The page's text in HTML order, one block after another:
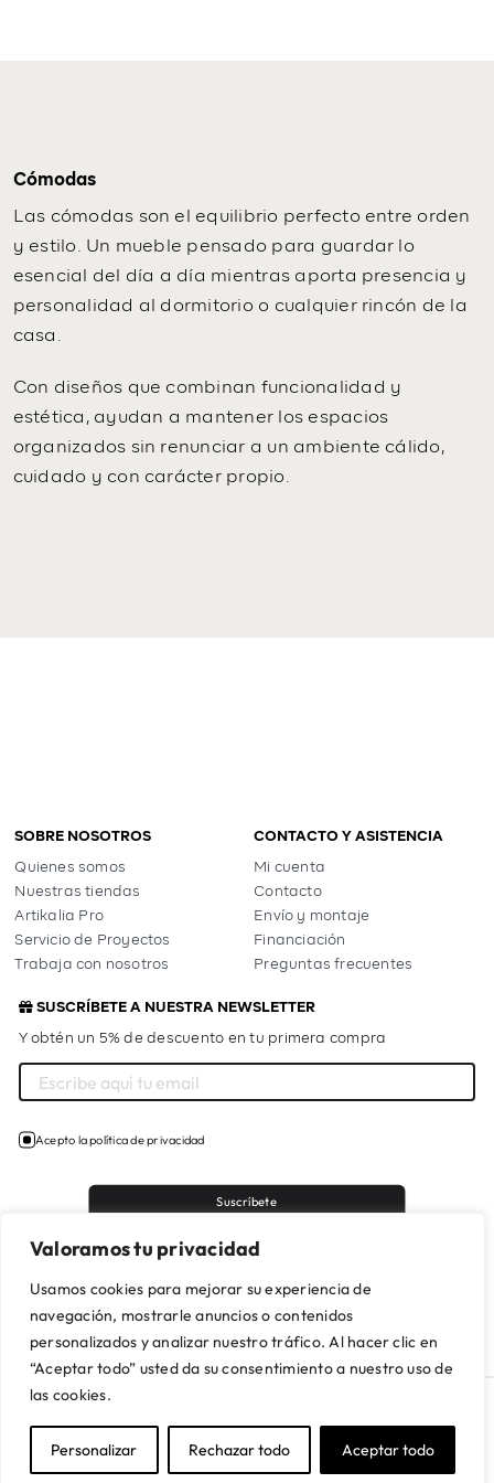
Valoramos tu privacidad
Usamos cookies para mejorar su experiencia de
navegación, mostrarle anuncios o contenidos
personalizados y analizar nuestro tráfico. Al hacer clic en
“Aceptar todo” usted da su consentimiento a nuestro uso de
las cookies.
Personalizar Rechazar todo Aceptar todo
Cómodas
Las cómodas son el equilibrio perfecto entre orden
y estilo. Un mueble pensado para guardar lo
esencial del día a día mientras aporta presencia y
personalidad al dormitorio o cualquier rincón de la
casa.
Con diseños que combinan funcionalidad y
estética, ayudan a mantener los espacios
organizados sin renunciar a un ambiente cálido,
cuidado y con carácter propio.
SOBRE NOSOTROS
Quienes somos
Nuestras tiendas
Artikalia Pro
Servicio de Proyectos
Trabaja con nosotros
CONTACTO Y ASISTENCIA
Mi cuenta
Contacto
Envío y montaje
Financiación
Preguntas frecuentes
SUSCRÍBETE A NUESTRA NEWSLETTER
Y obtén un 5% de descuento en tu primera compra
Acepto la política de privacidad
Suscríbete
Aviso Legal Política de privacidad
Política de cookies
Condiciones de venta
Política de devoluciones y reembolsos